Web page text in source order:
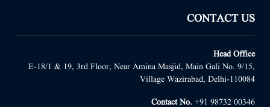
CONTACT US
Head Office
E-18/1 & 19, 3rd Floor, Near Amina Masjid, Main Gali No. 9/15,
Village Wazirabad, Delhi-110084
Contact No. +91 98732 00346